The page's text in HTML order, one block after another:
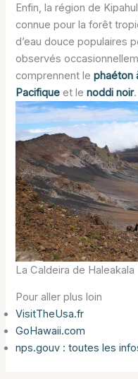
Enfin, la région de
connue pour la forêt
d’eau douce populaires
observés
comprennent lephaéton
Pacifique et lenoddi noir.
La Caldeira de Haleakala
Pour aller plus loin
VisitTheUsa.fr
GoHawaii.com
nps.gouv : toutes les